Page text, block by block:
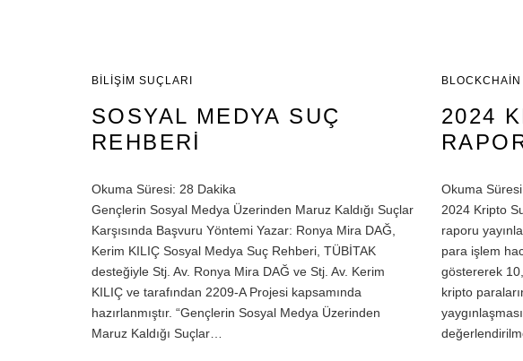
BILIŞIM SUÇLARI
SOSYAL MEDYA SUÇ
REHBERİ
Okuma Süresi: 28 Dakika
Gençlerin Sosyal Medya Üzerinden Maruz Kaldığı Suçlar
Karşısında Başvuru Yöntemi Yazar: Ronya Mira DAĞ,
Kerim KILIÇ Sosyal Medya Suç Rehberi, TÜBİTAK
desteğiyle Stj. Av. Ronya Mira DAĞ ve Stj. Av. Kerim
KILIÇ ve tarafından 2209-A Projesi kapsamında
hazırlanmıştır. “Gençlerin Sosyal Medya Üzerinden
Maruz Kaldığı Suçlar…
2024
Okuma
2024 Kripto
raporu
para işlem
göstererek
kripto